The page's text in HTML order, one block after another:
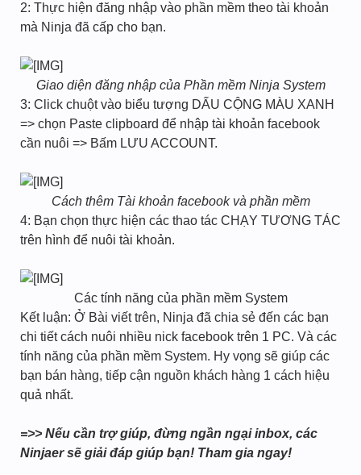
2: Thực hiện đăng nhập vào phần mềm theo tài khoản
mà Ninja đã cấp cho bạn.
Giao diện đăng nhập của Phần mềm Ninja System
3: Click chuột vào biểu tượng DẤU CỘNG MÀU XANH
=> chọn Paste clipboard để nhập tài khoản facebook
cần nuôi => Bấm LƯU ACCOUNT.
Cách thêm Tài khoản facebook và phần mềm
4: Bạn chọn thực hiện các thao tác CHẠY TƯƠNG TÁC
trên hình để nuôi tài khoản.
Các tính năng của phần mềm System​
Kết luận: Ở Bài viết trên, Ninja đã chia sẻ đến các bạn
chi tiết cách nuôi nhiều nick facebook trên 1 PC. Và các
tính năng của phần mềm System. Hy vọng sẽ giúp các
bạn bán hàng, tiếp cận nguồn khách hàng 1 cách hiệu
quả nhất.
=>> Nếu cần trợ giúp, đừng ngần ngại inbox, các
Ninjaer sẽ giải đáp giúp bạn! Tham gia ngay!